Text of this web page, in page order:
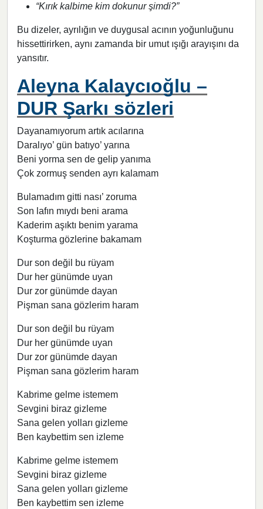
“Kırık kalbime kim dokunur şimdi?”
Bu dizeler, ayrılığın ve duygusal acının yoğunluğunu
hissettirirken, aynı zamanda bir umut ışığı arayışını da
yansıtır.
Aleyna Kalaycıoğlu –
DUR Şarkı sözleri
Dayanamıyorum artık acılarına
Daralıyo’ gün batıyo’ yarına
Beni yorma sen de gelip yanıma
Çok zormuş senden ayrı kalamam
Bulamadım gitti nası’ zoruma
Son lafın mıydı beni arama
Kaderim aşıktı benim yarama
Koşturma gözlerine bakamam
Dur son değil bu rüyam
Dur her günümde uyan
Dur zor günümde dayan
Pişman sana gözlerim haram
Dur son değil bu rüyam
Dur her günümde uyan
Dur zor günümde dayan
Pişman sana gözlerim haram
Kabrime gelme istemem
Sevgini biraz gizleme
Sana gelen yolları gizleme
Ben kaybettim sen izleme
Kabrime gelme istemem
Sevgini biraz gizleme
Sana gelen yolları gizleme
Ben kaybettim sen izleme